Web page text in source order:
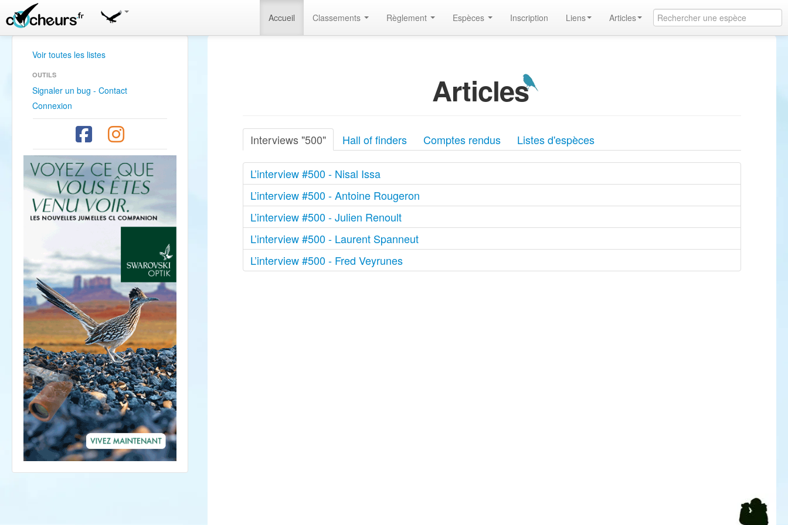
Accueil Classements Règlement Espèces Inscription Liens Articles
Voir toutes les listes
OUTILS
Signaler un bug - Contact
Connexion
Articles
Interviews "500" Hall of finders Comptes rendus Listes d'espèces
L’interview #500 - Nisal Issa
L’interview #500 - Antoine Rougeron
L’interview #500 - Julien Renoult
L’interview #500 - Laurent Spanneut
L’interview #500 - Fred Veyrunes